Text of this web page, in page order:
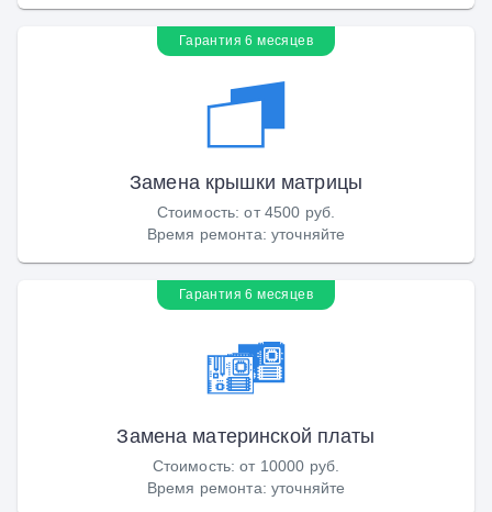
Гарантия 6 месяцев
Замена крышки матрицы
Стоимость:от 4500 руб.
Время ремонта: уточняйте
Гарантия 6 месяцев
Замена материнской платы
Стоимость:от 10000 руб.
Время ремонта: уточняйте